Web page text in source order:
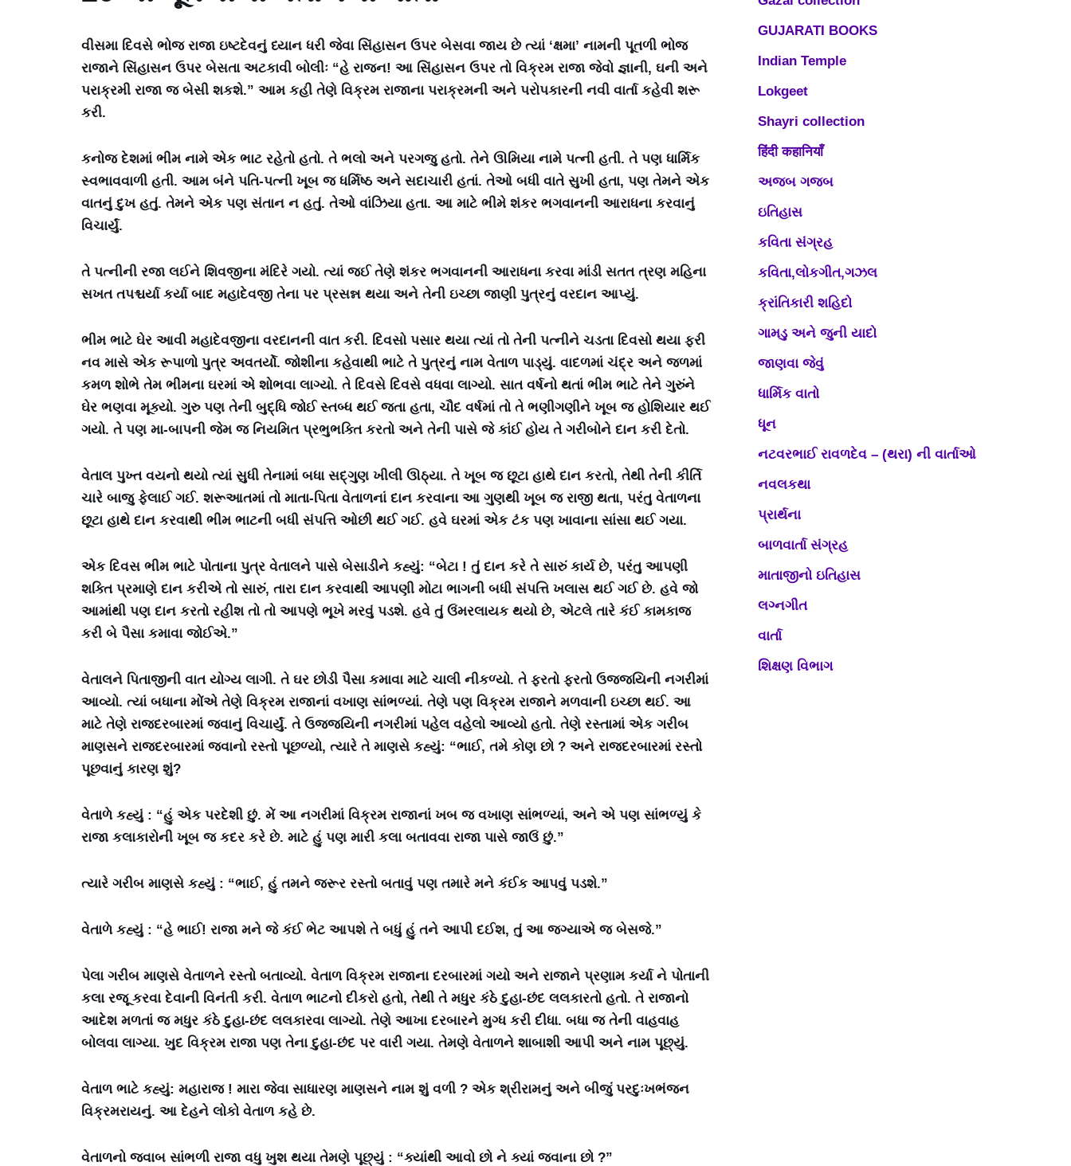
વીસમા દિવસે ભોજ રાજા ઇષ્ટદેવનું ધ્યાન ધરી જેવા સિંહાસન ઉપર બેસવા જાય છે ત્યાં ‘ક્ષમા’ નામની પૂતળી ભોજ
રાજાને સિંહાસન ઉપર બેસતા અટકાવી બોલીઃ “હે રાજન! આ સિંહાસન ઉપર તો વિક્રમ રાજા જેવો જ્ઞાની, ઘની અને
પરાક્રમી રાજા જ બેસી શકશે.” આમ કહી તેણે વિક્રમ રાજાના પરાક્રમની અને પરોપકારની નવી વાર્તા કહેવી શરૂ
કરી.
કનોજ દેશમાં ભીમ નામે એક ભાટ રહેતો હતો. તે ભલો અને પરગજુ હતો. તેને ઊમિયા નામે પત્ની હતી. તે પણ ધાર્મિક
સ્વભાવવાળી હતી. આમ બંને પતિ-પત્ની ખૂબ જ ધર્મિષ્ઠ અને સદાચારી હતાં. તેઓ બધી વાતે સુખી હતા, પણ તેમને એક
વાતનું દુખ હતું. તેમને એક પણ સંતાન ન હતું. તેઓ વાંઝિયા હતા. આ માટે ભીમે શંકર ભગવાનની આરાધના કરવાનું
વિચાર્યું.
તે પત્નીની રજા લઈને શિવજીના મંદિરે ગયો. ત્યાં જઈ તેણે શંકર ભગવાનની આરાધના કરવા માંડી સતત ત્રણ મહિના
સખત તપશ્ચર્યા કર્યા બાદ મહાદેવજી તેના પર પ્રસન્ન થયા અને તેની ઇચ્છા જાણી પુત્રનું વરદાન આપ્યું.
ભીમ ભાટે ઘેર આવી મહાદેવજીના વરદાનની વાત કરી. દિવસો પસાર થયા ત્યાં તો તેની પત્નીને ચડતા દિવસો થયા ફરી
નવ માસે એક રૂપાળો પુત્ર અવતર્યો. જોશીના કહેવાથી ભાટે તે પુત્રનું નામ વેતાળ પાડ્યું. વાદળમાં ચંદ્ર અને જળમાં
કમળ શોભે તેમ ભીમના ઘરમાં એ શોભવા લાગ્યો. તે દિવસે દિવસે વધવા લાગ્યો. સાત વર્ષનો થતાં ભીમ ભાટે તેને ગુરુંને
ઘેર ભણવા મૂક્યો. ગુરુ પણ તેની બુદ્ધિ જોઈ સ્તબ્ધ થઈ જતા હતા, ચૌદ વર્ષમાં તો તે ભણીગણીને ખૂબ જ હોશિયાર થઈ
ગયો. તે પણ મા-બાપની જેમ જ નિયમિત પ્રભુભક્તિ કરતો અને તેની પાસે જે કાંઈ હોય તે ગરીબોને દાન કરી દેતો.
વેતાલ પુખ્ત વયનો થયો ત્યાં સુધી તેનામાં બધા સદ્ગુણ ખીલી ઊઠ્યા. તે ખૂબ જ છૂટા હાથે દાન કરતો, તેથી તેની કીર્તિ
ચારે બાજુ ફેલાઈ ગઈ. શરૂઆતમાં તો માતા-પિતા વેતાળનાં દાન કરવાના આ ગુણથી ખૂબ જ રાજી થતા, પરંતુ વેતાળના
છૂટા હાથે દાન કરવાથી ભીમ ભાટની બધી સંપત્તિ ઓછી થઈ ગઈ. હવે ઘરમાં એક ટંક પણ ખાવાના સાંસા થઈ ગયા.
એક દિવસ ભીમ ભાટે પોતાના પુત્ર વેતાલને પાસે બેસાડીને કહ્યું: “બેટા ! તું દાન કરે તે સારું કાર્ય છે, પરંતુ આપણી
શક્તિ પ્રમાણે દાન કરીએ તો સારું, તારા દાન કરવાથી આપણી મોટા ભાગની બધી સંપત્તિ ખલાસ થઈ ગઈ છે. હવે જો
આમાંથી પણ દાન કરતો રહીશ તો તો આપણે ભૂખે મરવું પડશે. હવે તું ઉંમરલાયક થયો છે, એટલે તારે કંઈ કામકાજ
કરી બે પૈસા કમાવા જોઈએ.”
વેતાલને પિતાજીની વાત યોગ્ય લાગી. તે ઘર છોડી પૈસા કમાવા માટે ચાલી નીકળ્યો. તે ફરતો ફરતો ઉજ્જયિની નગરીમાં
આવ્યો. ત્યાં બધાના મોંએ તેણે વિક્રમ રાજાનાં વખાણ સાંભળ્યાં. તેણે પણ વિક્રમ રાજાને મળવાની ઇચ્છા થઈ. આ
માટે તેણે રાજદરબારમાં જવાનું વિચાર્યું. તે ઉજજયિની નગરીમાં પહેલ વહેલો આવ્યો હતો. તેણે રસ્તામાં એક ગરીબ
માણસને રાજદરબારમાં જવાનો રસ્તો પૂછળ્યો, ત્યારે તે માણસે કહ્યું: “ભાઈ, તમે કોણ છો ? અને રાજદરબારમાં રસ્તો
પૂછવાનું કારણ શું?
વેતાળે કહ્યું : “હું એક પરદેશી છું. મેં આ નગરીમાં વિક્રમ રાજાનાં ખબ જ વખાણ સાંભળ્યાં, અને એ પણ સાંભળ્યું કે
રાજા કલાકારોની ખૂબ જ કદર કરે છે. માટે હું પણ મારી કલા બતાવવા રાજા પાસે જાઉં છું.”
ત્યારે ગરીબ માણસે કહ્યું : “ભાઈ, હું તમને જરૂર રસ્તો બતાવું પણ તમારે મને કંઈક આપવું પડશે.”
વેતાળે કહ્યું : “હે ભાઈ! રાજા મને જે કંઈ ભેટ આપશે તે બધું હું તને આપી દઈશ, તું આ જગ્યાએ જ બેસજે.”
પેલા ગરીબ માણસે વેતાળને રસ્તો બતાવ્યો. વેતાળ વિક્રમ રાજાના દરબારમાં ગયો અને રાજાને પ્રણામ કર્યા ને પોતાની
કલા રજૂ કરવા દેવાની વિનંતી કરી. વેતાળ ભાટનો દીકરો હતો, તેથી તે મધુર કંઠે દુહા-છંદ લલકારતો હતો. તે રાજાનો
આદેશ મળતાં જ મધુર કંઠે દુહા-છંદ લલકારવા લાગ્યો. તેણે આખા દરબારને મુગ્ધ કરી દીધા. બધા જ તેની વાહવાહ
બોલવા લાગ્યા. ખુદ વિક્રમ રાજા પણ તેના દુહા-છંદ પર વારી ગયા. તેમણે વેતાળને શાબાશી આપી અને નામ પૂછ્યું.
વેતાળ ભાટે કહ્યું: મહારાજ ! મારા જેવા સાધારણ માણસને નામ શું વળી ? એક શ્રીરામનું અને બીજું પરદુઃખભંજન
વિક્રમરાયનું. આ દેહને લોકો વેતાળ કહે છે.
વેતાળનો જવાબ સાંભળી રાજા વધુ ખુશ થયા તેમણે પૂછ્યું : “ક્યાંથી આવો છો ને ક્યાં જવાના છો ?”
GUJARATI BOOKS
Indian Temple
Lokgeet
Shayri collection
हिंदी कहानियाँ
અજબ ગજબ
ઇતિહાસ
કવિતા સંગ્રહ
કવિતા,લોકગીત,ગઝલ
ક્રાંતિકારી શહિદો
ગામડુ અને જુની યાદો
જાણવા જેવું
ધાર્મિક વાતો
ધૂન
નટવરભાઈ રાવળદેવ – (થરા) ની વાર્તાઓ
નવલકથા
પ્રાર્થના
બાળવાર્તા સંગ્રહ
માતાજીનો ઇતિહાસ
લગ્નગીત
વાર્તા
શિક્ષણ વિભાગ